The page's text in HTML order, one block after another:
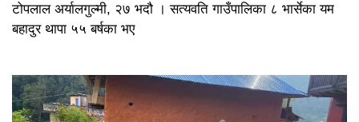
टोपलाल अर्यालगुल्मी, २७ भदौ । सत्यवति गाउँपालिका ८ भार्सेका यम
बहादुर थापा ५५ बर्षका भए